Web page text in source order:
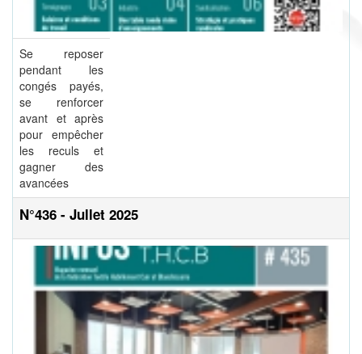
Se reposer
pendant les
congés payés,
se renforcer
avant et après
pour empêcher
les reculs et
gagner des
avancées
N°436 - Jullet 2025